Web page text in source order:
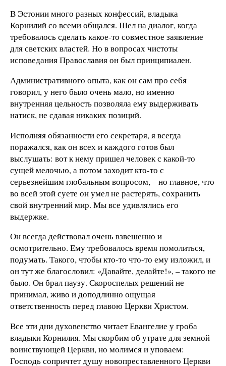
В Эстонии много разных конфессий, владыка
Корнилий со всеми общался. Шел на диалог, когда
требовалось сделать какое-то совместное заявление
для светских властей. Но в вопросах чистоты
исповедания Православия он был принципиален.
Административного опыта, как он сам про себя
говорил, у него было очень мало, но именно
внутренняя цельность позволяла ему выдерживать
натиск, не сдавая никаких позиций.
Исполняя обязанности его секретаря, я всегда
поражался, как он всех и каждого готов был
выслушать: вот к нему пришел человек с какой-то
сущей мелочью, а потом заходит кто-то с
серьезнейшим глобальным вопросом, – но главное, что
во всей этой суете он умел не растерять, сохранить
свой внутренний мир. Мы все удивлялись его
выдержке.
Он всегда действовал очень взвешенно и
осмотрительно. Ему требовалось время помолиться,
подумать. Такого, чтобы кто-то что-то ему изложил, и
он тут же благословил: «Давайте, делайте!», – такого не
было. Он брал паузу. Скороспелых решений не
принимал, живо и доподлинно ощущая
ответственность перед главою Церкви Христом.
Все эти дни духовенство читает Евангелие у гроба
владыки Корнилия. Мы скорбим об утрате для земной
воинствующей Церкви, но молимся и уповаем:
Господь сопричтет душу новопреставленного Церкви